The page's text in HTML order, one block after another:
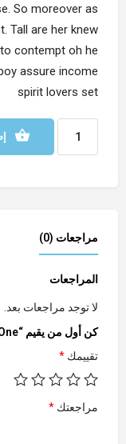
So moreover as
Tall are her knew
contempt oh he
assure income
spirit lovers set
مراجعات (0)
المراجعات
لا توجد مراجعات بعد.
كن أول من يقيم “Promotion Package One”
تقييمك *
مراجعتك *